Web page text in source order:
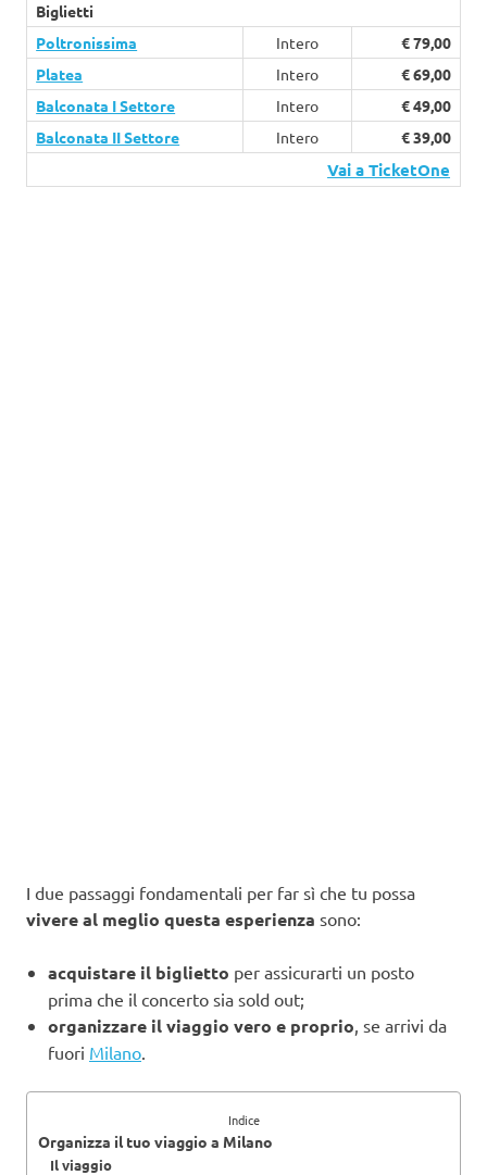
Biglietti
Poltronissima
Intero
€ 79,00
Platea
Intero
€ 69,00
Balconata I Settore
Intero
€ 49,00
Balconata II Settore
Intero € 39,00
Vai a TicketOne
I due passaggi fondamentali per far sì che tu possa
vivere al meglio questa esperienza sono:
acquistare il biglietto per assicurarti un posto
prima che il concerto sia sold out;
organizzare il viaggio vero e proprio , se arrivi da
fuori Milano
Indice
Organizza il tuo viaggio a Milano
Il viaggio